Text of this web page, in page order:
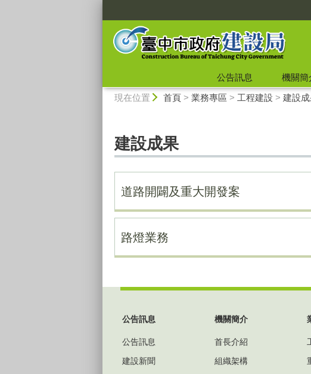
公告訊息 機關簡
現在位置 首頁> 業務專區 > 工程建設 > 建設
建設成果
道路開闢及重大開發案
路燈業務
公告訊息
公告訊息
建設新聞
機關簡介
首長介紹
組織架構